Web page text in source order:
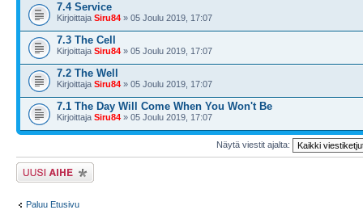
7.4 Service
Kirjoittaja Siru84 » 05 Joulu 2019, 17:07
7.3 The Cell
Kirjoittaja Siru84 » 05 Joulu 2019, 17:07
7.2 The Well
Kirjoittaja Siru84 » 05 Joulu 2019, 17:07
7.1 The Day Will Come When You Won't Be
Kirjoittaja Siru84 » 05 Joulu 2019, 17:07
Näytä viestit ajalta:
Lähetä uusi viesti
Paluu Etusivu